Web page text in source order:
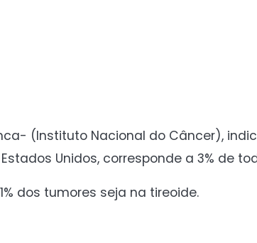
(Instituto Nacional do Câncer),
Unidos, corresponde a 3% de
dos tumores seja na tireoide.